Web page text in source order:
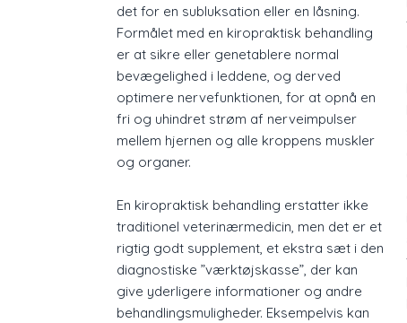
det for en subluksation eller en låsning.
Formålet med en kiropraktisk behandling
er at sikre eller genetablere normal
bevægelighed i leddene, og derved
optimere nervefunktionen, for at opnå en
fri og uhindret strøm af nerveimpulser
mellem hjernen og alle kroppens muskler
og organer.
En kiropraktisk behandling erstatter ikke
traditionel veterinærmedicin, men det er et
rigtig godt supplement, et ekstra sæt i den
diagnostiske ”værktøjskasse”, der kan
give yderligere informationer og andre
behandlingsmuligheder. Eksempelvis kan